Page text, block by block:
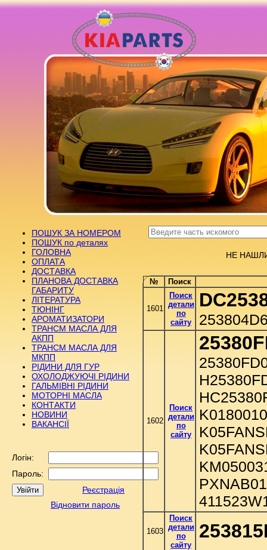
ПОШУК ЗА НОМЕРОМ
ПОШУК по деталях
ГОЛОВНА
ОПЛАТА
ДОСТАВКА
ПЛАНОВА ДОСТАВКА
ГАБАРИТУ
ЛІТЕРАТУРА
ТЮНІНГ
АРОМАТИЗАТОРИ
ТРАНСМ МАСЛА ДЛЯ
АКПП
ТРАНСМ МАСЛА ДЛЯ
МКПП
РІДИНИ ДЛЯ ГУР
ОХОЛОДЖУЮЧІ РІДИНИ
ГАЛЬМІВНІ РІДИНИ
МОТОРНІ МАСЛА
КОНТАКТИ
НОВИНИ
ВАКАНСІЇ
Логін:
Пароль:
Реєстрація
Відновити пароль
НЕ
№ Поиск
1601
Поиск
детали
по
сайту
1602
Поиск
детали
по
сайту
1603
Поиск
детали
по
сайту